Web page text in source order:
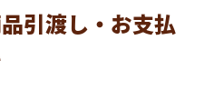
引渡し・お支払